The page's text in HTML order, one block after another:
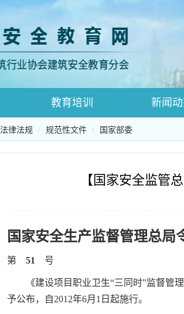
教育培训 新闻
师资登录页面
法律法规 规范性文件 国家部委
【国家安全监管
国家安全生产监督管理总局
第 51 号
《建设项目职业卫生“三同时”监督管理
予公布，自2012年6月1日起施行。